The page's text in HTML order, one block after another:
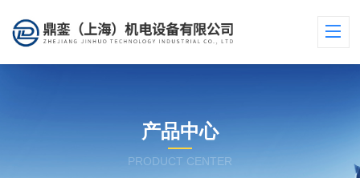
产品中心
PRODUCT CENTER